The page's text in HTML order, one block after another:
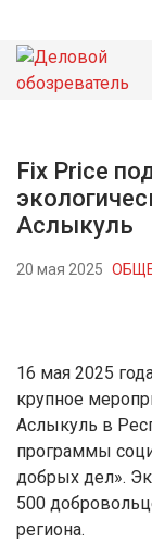
НОВОСТИ
Fix Price
Аслыкуль
20 мая 2025
16 мая 2025
крупное
Аслыкуль в
программы
добрых дел».
500
региона.